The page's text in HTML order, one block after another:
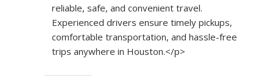
reliable, safe, and convenient travel.
Experienced drivers ensure timely pickups,
comfortable transportation, and hassle-free
trips anywhere in Houston.</p>